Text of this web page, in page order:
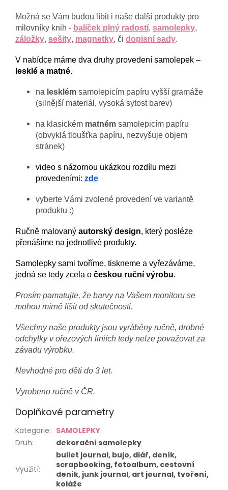
Možná se Vám budou líbit i naše další produkty pro
milovníky knih - balíček plný radostí, samolepky,
záložky, sešity, magnetky, či dopisní sady.
V nabídce máme dva druhy provedení samolepek –
lesklé a matné.
na lesklém samolepicím papíru vyšší gramáže
(silnější materiál, vysoká sytost barev)
na klasickém matném samolepicím papíru
(obvyklá tloušťka papíru, nezvyšuje objem
stránek)
video s názornou ukázkou rozdílu mezi
provedeními: zde
vyberte Vámi zvolené provedení ve variantě
produktu :)
Ručně malovaný autorský design, který posléze
přenášíme na jednotlivé produkty.
Samolepky sami tvoříme, tiskneme a vyřezáváme,
jedná se tedy zcela o českou ruční výrobu.
Prosím pamatujte, že barvy na Vašem monitoru se
mohou mírně lišit od skutečnosti.
Všechny naše produkty jsou vyráběny ručně, drobné
odchylky v ořezových liniích tedy nelze považovat za
závadu výrobku.
Nevhodné pro děti do 3 let.
Vyrobeno ručně v ČR.
Doplňkové parametry
Kategorie: SAMOLEPKY
Druh: dekorační samolepky
Využití:
bullet journal, bujo, diář, deník,
scrapbooking, fotoalbum, cestovní
deník, junk journal, art journal, tvoření,
koláže